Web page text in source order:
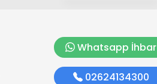
Whatsapp İhbar
02624134300